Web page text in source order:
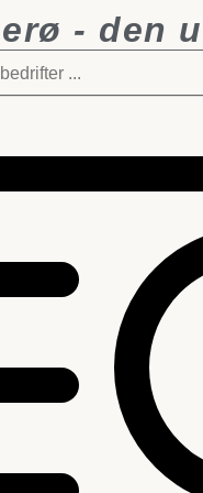
- den